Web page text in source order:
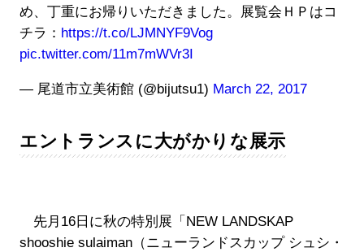
め、丁重にお帰りいただきました。展覧会ＨＰはコ
チラ： https://t.co/LJMNYF9Vog
pic.twitter.com/11m7mWVr3I
— 尾道市立美術館 (@bijutsu1) March 22, 2017
エントランスに大がかりな展示
先月16日に秋の特別展「NEW LANDSKAP
shooshie sulaiman（ニューランドスカップ シュシ・